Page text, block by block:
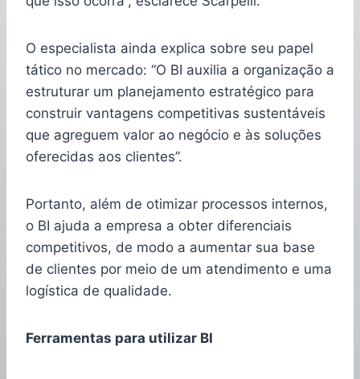
O especialista ainda explica sobre seu papel
tático no mercado: “O BI auxilia a organização a
estruturar um planejamento estratégico para
construir vantagens competitivas sustentáveis
que agreguem valor ao negócio e às soluções
oferecidas aos clientes”.
Portanto, além de otimizar processos internos,
o BI ajuda a empresa a obter diferenciais
competitivos, de modo a aumentar sua base
de clientes por meio de um atendimento e uma
logística de qualidade.
Ferramentas para utilizar BI